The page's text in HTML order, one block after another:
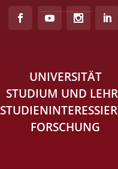
UNIVERSITÄT
STUDIUM UND
FORSCHUNG